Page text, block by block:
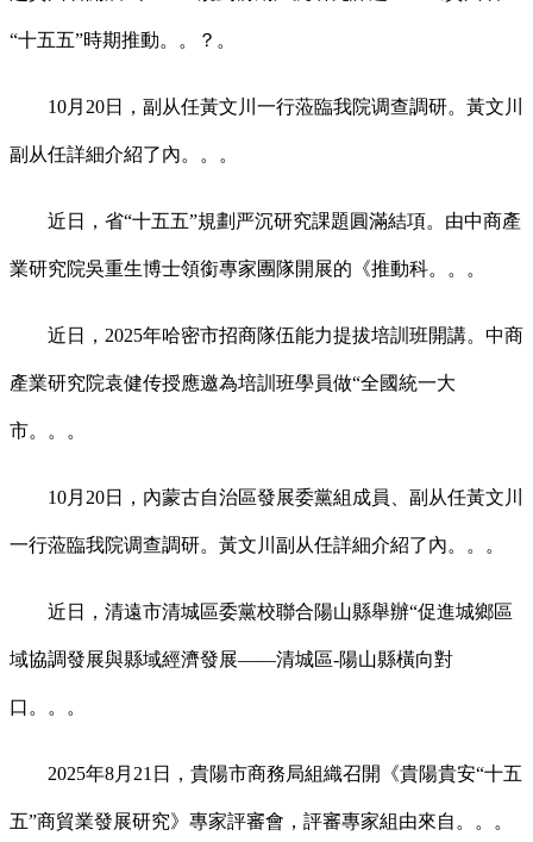
“十五五”時期推動。。？。
10月20日，副从任黃文川一行蒞臨我院调查調研。黃文川
副从任詳細介紹了內。。。
近日，省“十五五”規劃严沉研究課題圓滿結項。由中商產
業研究院吳重生博士領銜專家團隊開展的《推動科。。。
近日，2025年哈密市招商隊伍能力提拔培訓班開講。中商
產業研究院袁健传授應邀為培訓班學員做“全國統一大
市。。。
10月20日，內蒙古自治區發展委黨組成員、副从任黃文川
一行蒞臨我院调查調研。黃文川副从任詳細介紹了內。。。
近日，清遠市清城區委黨校聯合陽山縣舉辦“促進城鄉區
域協調發展與縣域經濟發展——清城區-陽山縣橫向對
口。。。
2025年8月21日，貴陽市商務局組織召開《貴陽貴安“十五
五”商貿業發展研究》專家評審會，評審專家組由來自。。。